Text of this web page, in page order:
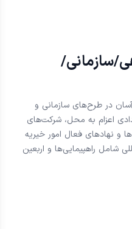
سازمانی/
در طرح‌های سازمانی و
اعزام به محل، شرکت‌های
و نهادهای فعال امور خیریه
شامل راهپیمایی‌ها و اربعین